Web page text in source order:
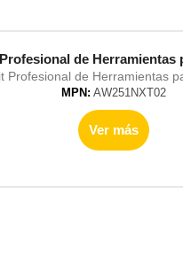
de Herramientas
Profesional de Herramientas
MPN: AW251NXT02
Ver más